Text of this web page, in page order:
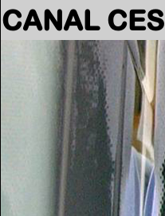
CANAL CES